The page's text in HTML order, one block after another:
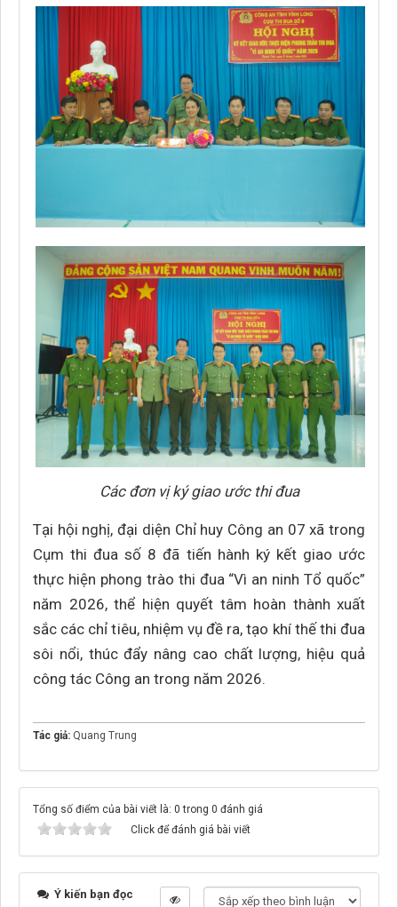
Các đơn vị ký giao ước thi đua
Tại hội nghị, đại diện Chỉ huy Công an 07 xã trong
Cụm thi đua số 8 đã tiến hành ký kết giao ước
thực hiện phong trào thi đua “Vì an ninh Tổ quốc”
năm 2026, thể hiện quyết tâm hoàn thành xuất
sắc các chỉ tiêu, nhiệm vụ đề ra, tạo khí thế thi đua
sôi nổi, thúc đẩy nâng cao chất lượng, hiệu quả
công tác Công an trong năm 2026.
Tác giả: Quang Trung
Tổng số điểm của bài viết là: 0 trong 0 đánh giá
Click để đánh giá bài viết
Ý kiến bạn đọc